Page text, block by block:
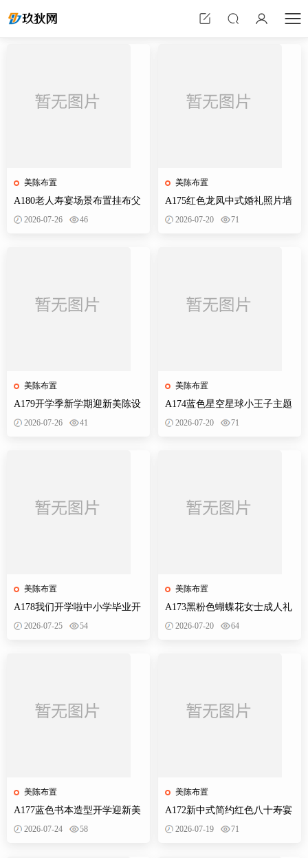
美陈布置
A180老人寿宴场景布置挂布父
母生日装饰寿星60岁帆布条酒
2026-07-26 46
美陈布置
A179开学季新学期迎新美陈设
计素材校园活动布置KT板背景
2026-07-26 41
美陈布置
A178我们开学啦中小学毕业开
学季拍照打卡美陈布置素材
2026-07-25 54
美陈布置
A177蓝色书本造型开学迎新美
陈KT板欢迎新同学开学典礼合
2026-07-24 58
美陈布置
A175红色龙凤中式婚礼照片墙
婚庆迎宾区背景布置效果图KT
2026-07-20 71
美陈布置
A174蓝色星空星球小王子主题
宝宝宴百天十岁生日舞台设计
2026-07-20 71
美陈布置
A173黑粉色蝴蝶花女士成人礼
生日典礼庆典网红装饰布置PS
2026-07-20 64
美陈布置
A172新中式简约红色八十寿宴
生日宴舞台迎宾区背景布置
2026-07-19 71